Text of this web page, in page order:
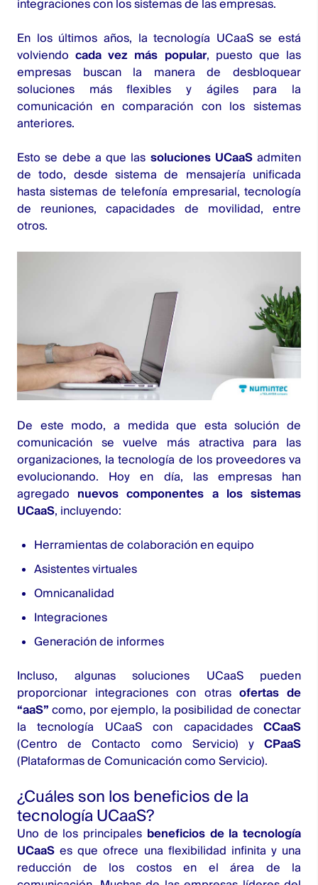
integraciones con los sistemas de las empresas.
En los últimos años, latecnología UCaaSse está
volviendocada vez más popular, puesto que las
empresas buscan la manera de desbloquear
soluciones más flexibles y ágiles para la
comunicación en comparación con los sistemas
anteriores.
Esto se debe a que las soluciones UCaaS admiten
de todo, desde sistema de mensajería unificada
hasta sistemas de telefonía empresarial, tecnología
de reuniones, capacidades de movilidad, entre
otros.
De este modo, a medida que esta solución de
comunicación se vuelve más atractiva para las
organizaciones, la tecnología de los proveedores va
evolucionando. Hoy en día, las empresas han
agregado nuevos componentes a los sistemas
UCaaS, incluyendo:
Herramientas de colaboración en equipo
Asistentes virtuales
Omnicanalidad
Integraciones
Generación de informes
Incluso, algunas soluciones UCaaS pueden
proporcionar integraciones con otras ofertas de
“aaS” como, por ejemplo, la posibilidad de conectar
la tecnología UCaaS con capacidades CCaaS
(Centro de Contacto como Servicio) y CPaaS
(Plataformas de Comunicación como Servicio).
¿Cuáles son los beneficios de la
tecnología UCaaS?
Uno de los principales beneficios de la tecnología
UCaaS es que ofrece una flexibilidad infinita y una
reducción de los costos en el área de la